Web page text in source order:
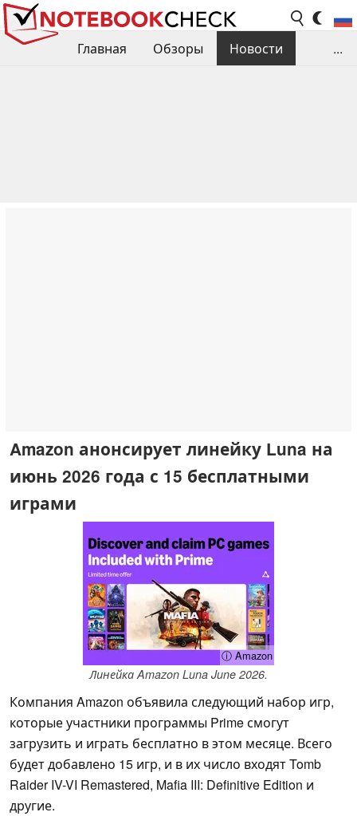
Главная Обзоры
Новости
...
Amazon анонсирует линейку Luna на
июнь 2026 года с 15 бесплатными
играми
ⓘ Amazon
Линейка Amazon Luna June 2026.
Компания Amazon объявила следующий набор игр,
которые участники программы Prime смогут
загрузить и играть бесплатно в этом месяце. Всего
будет добавлено 15 игр, и в их число входят Tomb
Raider IV-VI Remastered, Mafia III: Definitive Edition и
другие.